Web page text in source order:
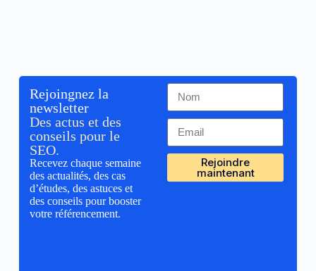
Rejoingnez la
newsletter
Des actus et des
conseils pour le
SEO.
Recevez chaque semaine
des actualités, des cas
d’études, des astuces et
des conseils pour booster
votre référencement.
Rejoindre
maintenant